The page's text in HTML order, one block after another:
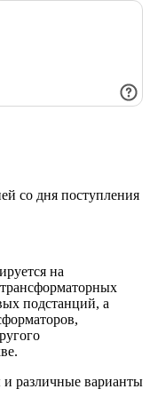
со дня поступления
на
подстанций, а
различные варианты